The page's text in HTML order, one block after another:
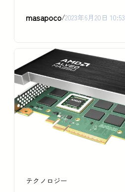
masapoco/2023年6月20日 10:53
テクノロジー